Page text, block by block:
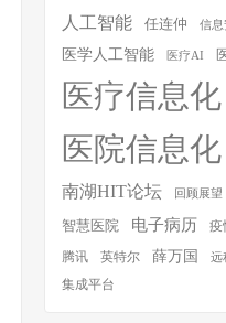
人工智能 任连仲 信息
医学人工智能 医疗AI
医疗信息化
医院信息化
南湖HIT论坛 回顾展望
智慧医院 电子病历 疫
腾讯
英特尔 薛万国 远
集成平台